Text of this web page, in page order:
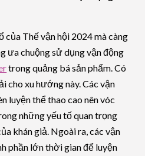
của Thế vận hội 2024 mà càng
ưa chuộng sử dụng vận động
trong quảng bá sản phẩm. Có
cho xu hướng này. Các vận
luyện thể thao cao nên vóc
những yếu tố quan trọng
khán giả. Ngoài ra, các vận
phần lớn thời gian để luyện